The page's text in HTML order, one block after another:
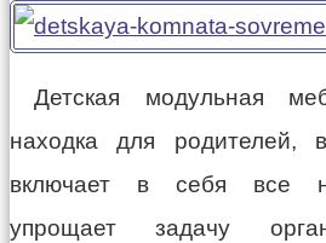
Детская модульная
находка для родителей,
включает в себя все
упрощает задачу